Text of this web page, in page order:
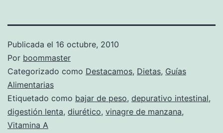
Publicada el 16 octubre, 2010
Por boommaster
Categorizado como Destacamos, Dietas, Guías
Alimentarias
Etiquetado como bajar de peso, depurativo intestinal,
digestión lenta, diurético, vinagre de manzana,
Vitamina A